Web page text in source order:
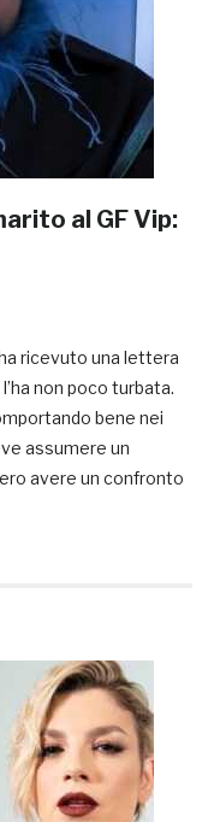
al GF Vip:
ricevuto una lettera
non poco turbata.
bene nei
assumere un
avere un confronto